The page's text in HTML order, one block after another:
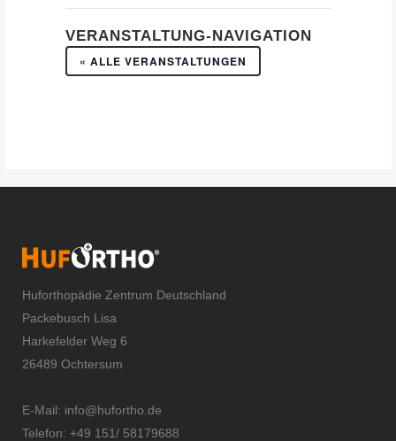
VERANSTALTUNG-NAVIGATION
« ALLE VERANSTALTUNGEN
Huforthopädie Zentrum Deutschland
Packebusch Lisa
Harkefelder Weg 6
26489 Ochtersum
E-Mail: info@hufortho.de
Telefon: +49 151/ 58179688